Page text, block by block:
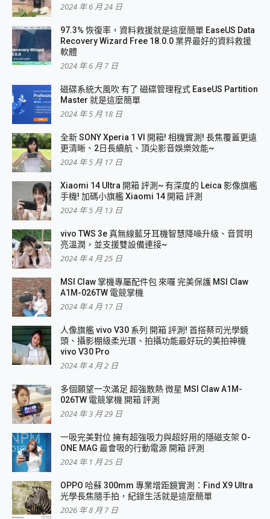
2024 年 6 月 24 日
97.3% 恢復率，資料救援就是這麼簡單 EaseUS Data
Recovery Wizard Free 18.0.0 業界最好的資料救援
軟體
2024 年 6 月 7 日
磁碟系統大風吹 有了 磁碟管理程式 EaseUS Partition
Master 就是這麼簡單
2024 年 5 月 18 日
全新 SONY Xperia 1 VI 開箱! 相機實測! 長焦覆蓋更遠
更清晰、2日長續航、頂尖影音娛樂效能~
2024 年 5 月 17 日
Xiaomi 14 Ultra 開箱 評測~ 有深度的 Leica 影像旗艦
手機! 加碼小旗艦 Xiaomi 14 開箱 評測
2024 年 5 月 13 日
vivo TWS 3e 真無線藍牙耳機智慧降噪升級、音質明
亮溫潤，並支援雙設備連接~
2024 年 4 月 25 日
MSI Claw 掌機專屬配件包 來囉 完美保護 MSI Claw
A1M-026TW 電競掌機
2024 年 4 月 17 日
人像旗艦 vivo V30 系列 開箱 評測! 首搭蔡司光學鏡
頭、攝影棚級柔光環、拍攝功能最好玩的美拍神機
vivo V30 Pro
2024 年 4 月 2 日
多個願望一次滿足 超強散熱 微星 MSI Claw A1M-
026TW 電競掌機 開箱 評測
2024 年 3 月 29 日
一吸完美對位 擁有超強吸力與超好用的隱磁支架 O-
ONE MAG 最會吸的行動電源 開箱 評測
2024 年 1 月 25 日
OPPO 哈蘇 300mm 專業增距鏡實測：Find X9 Ultra
光學長焦隨手拍，紀錄生活就是這麼簡單
2026 年 8 月 7 日